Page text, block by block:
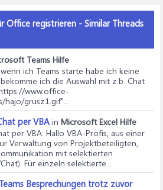
Office registrieren - Similar Threads
Teams Hilfe
ich Teams starte habe ich keine
ich die Auswahl mit z.b. Chat
www.office-
hajo/grusz1.gif"...
per VBA in Microsoft Excel Hilfe
per VBA: Hallo VBA-Profis, aus einer
Verwaltung von Projektbeteiligten,
mit selektierten
Für einzeln selektierte...
Besprechungen trotz zuvor